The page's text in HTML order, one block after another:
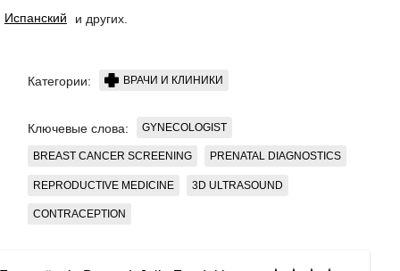
Испанский
и других.
Категории: ВРАЧИ И КЛИНИКИ
Ключевые слова: GYNECOLOGIST
BREAST CANCER SCREENING PRENATAL DIAGNOSTICS
REPRODUCTIVE MEDICINE 3D ULTRASOUND
CONTRACEPTION